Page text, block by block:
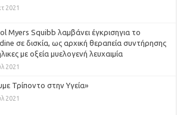
2021
Myers Squibb λαμβάνει έγκρισηγια το
σε δισκία, ως αρχική θεραπεία συντήρησης
με οξεία μυελογενή λευχαιμία
2021
Τρίποντο στην Υγεία»
2021